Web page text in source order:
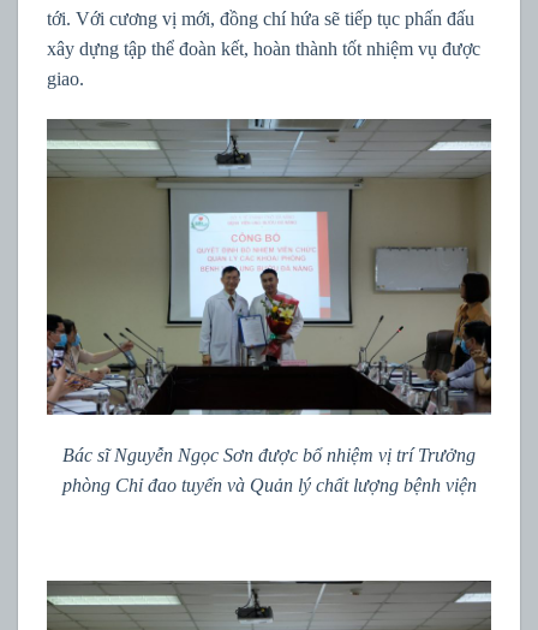
tới. Với cương vị mới, đồng chí hứa sẽ tiếp tục phấn đấu
xây dựng tập thể đoàn kết, hoàn thành tốt nhiệm vụ được
giao.
Bác sĩ Nguyễn Ngọc Sơn được bổ nhiệm vị trí Trưởng
phòng Chỉ đao tuyến và Quản lý chất lượng bệnh viện